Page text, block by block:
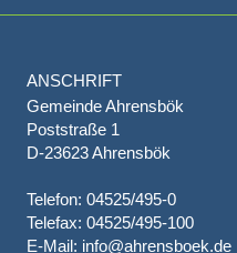
ANSCHRIFT
Gemeinde Ahrensbök
Poststraße 1
D-23623 Ahrensbök
Telefon: 04525/495-0
Telefax: 04525/495-100
E-Mail: info@ahrensboek.de